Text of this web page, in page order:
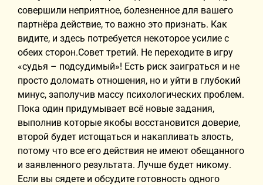
совершили неприятное, болезненное для вашего
партнёра действие, то важно это признать. Как
видите, и здесь потребуется некоторое усилие с
обеих сторон.Совет третий. Не переходите в игру
«судья – подсудимый»! Есть риск заиграться и не
просто доломать отношения, но и уйти в глубокий
минус, заполучив массу психологических проблем.
Пока один придумывает всё новые задания,
выполнив которые якобы восстановится доверие,
второй будет истощаться и накапливать злость,
потому что все его действия не имеют обещанного
и заявленного результата. Лучше будет никому.
Если вы сядете и обсудите готовность одного